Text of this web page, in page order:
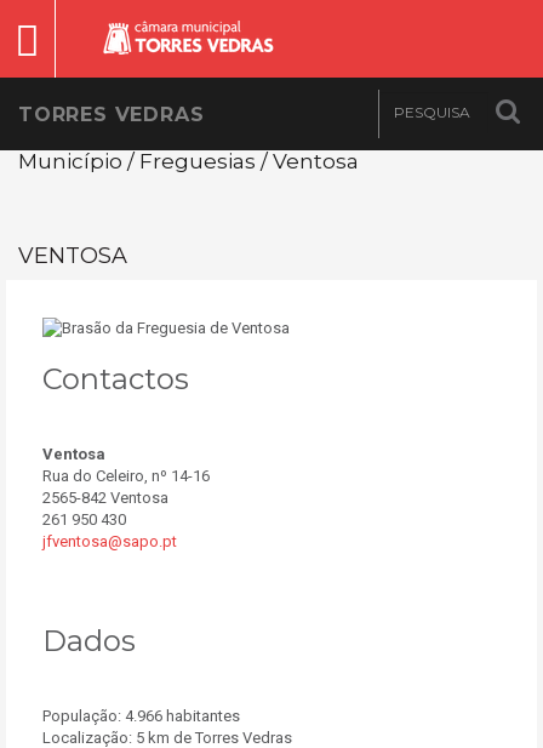
TORRES VEDRAS
Município / Freguesias / Ventosa
VENTOSA
Contactos
Ventosa
Rua do Celeiro, nº 14-16
2565-842 Ventosa
261 950 430
jfventosa@sapo.pt
Dados
População: 4.966 habitantes
Localização: 5 km de Torres Vedras